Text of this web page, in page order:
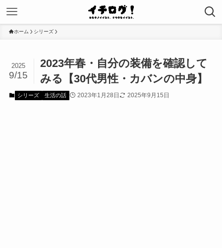
ホーム シリーズ
2023年春・自分の装備を確認して
みる【30代男性・カバンの中身】
2025
9/15
シリーズ 生活の話 2023年1月28日 2025年9月15日